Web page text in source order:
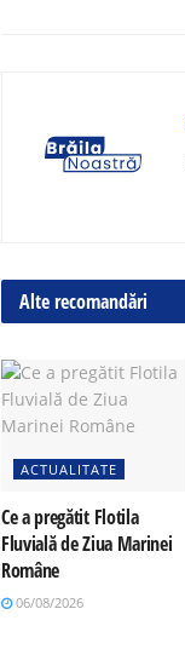
Alte recomandări
ACTUALITATE
Ce a pregătit Flotila
Fluvială de Ziua Marinei
Române
06/08/2026